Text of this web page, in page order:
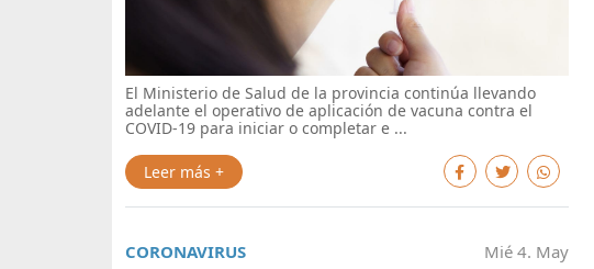
El Ministerio de Salud de la provincia continúa llevando
adelante el operativo de aplicación de vacuna contra el
COVID-19 para iniciar o completar e ...
Leer más +
CORONAVIRUS
Mié 4. May